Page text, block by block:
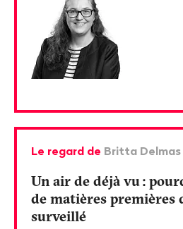
Le regard de Britta Delmas
Un air de déjà vu:
de matières premières
surveillé